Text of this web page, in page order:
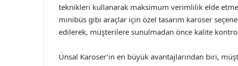
teknikleri kullanarak maksimum verimlilik elde
minibüs gibi araçlar için özel tasarım karoser
edilerek, müşterilere sunulmadan önce kalite
Ünsal Karoser’in en büyük avantajlarından biri,